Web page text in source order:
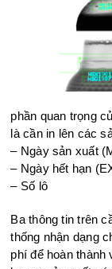
phần quan trọng
là cần in lên các
– Ngày sản xuất
– Ngày hết hạn
– Số lô
Ba thông tin trên
thống nhận dạng
phí để hoàn thành